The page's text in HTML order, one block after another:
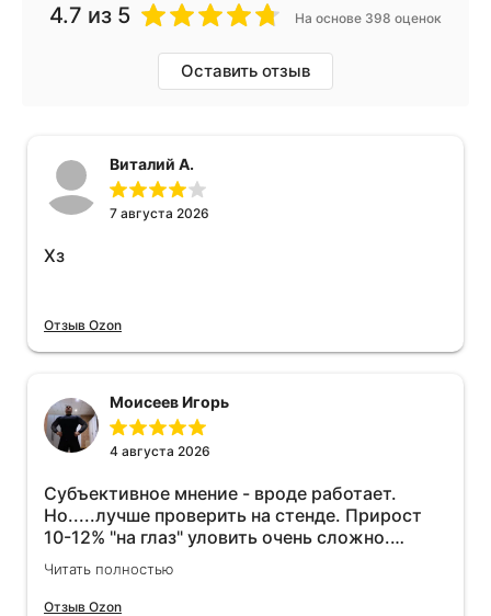
4.7 из 5 На основе 398 оценок
Оставить отзыв
Виталий А.
7 августа 2026
Хз
Отзыв Ozon
Моисеев Игорь
4 августа 2026
Субъективное мнение - вроде работает.
Но.....лучше проверить на стенде. Прирост
10-12% "на глаз" уловить очень сложно.
Покатаюсь, потом отключу и посмотрю, что
будет 😁.
Читать полностью
Отзыв Ozon